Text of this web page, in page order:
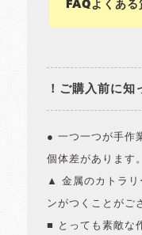
FAQよくある
！ご購入前に知
● 一つ一つが手作
個体差があります。
▲ 金属のカトラリ
ンがつくことがご
■ とっても素敵な